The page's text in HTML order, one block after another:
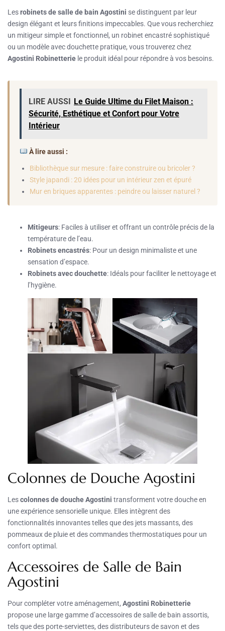
Lesrobinets de salle de bain Agostini se distinguent par leur
design élégant et leurs finitions impeccables. Que vous recherchiez
un mitigeur simple et fonctionnel, un robinet encastré sophistiqué
ou un modèle avec douchette pratique, vous trouverez chez
Agostini Robinetterie le produit idéal pour répondre à vos besoins.
LIRE AUSSI Le Guide Ultime du Filet Maison :
Sécurité, Esthétique et Confort pour Votre
Intérieur
À lire aussi :
Bibliothèque sur mesure : faire construire ou bricoler ?
Style japandi : 20 idées pour un intérieur zen et épuré
Mur en briques apparentes : peindre ou laisser naturel ?
Mitigeurs: Faciles à utiliser et offrant un contrôle précis de la
température de l’eau.
Robinets encastrés: Pour un design minimaliste et une
sensation d’espace.
Robinets avec douchette: Idéals pour faciliter le nettoyage et
l’hygiène.
Colonnes de Douche Agostini
Lescolonnes de douche Agostini transforment votre douche en
une expérience sensorielle unique. Elles intègrent des
fonctionnalités innovantes telles que des jets massants, des
pommeaux de pluie et des commandes thermostatiques pour un
confort optimal.
Accessoires de Salle de Bain
Agostini
Pour compléter votre aménagement, Agostini Robinetterie
propose une large gamme d’accessoires de salle de bain assortis,
tels que des porte-serviettes, des distributeurs de savon et des